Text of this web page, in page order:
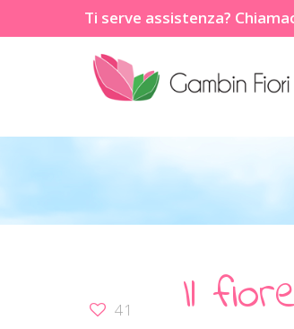
Ti serve assistenza?
41 Il